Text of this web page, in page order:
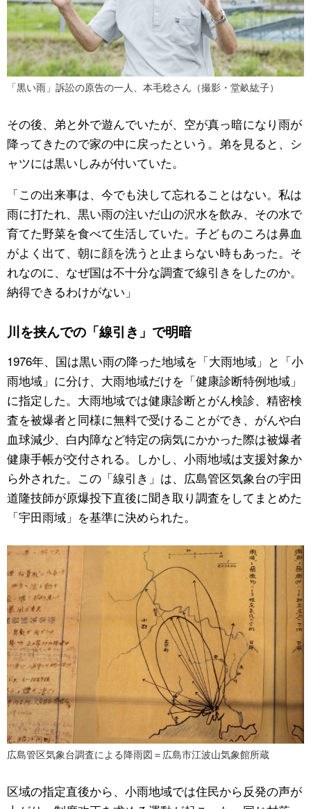
「黒い雨」訴訟の原告の一人、本毛稔さん（撮影・堂畝紘子）
その後、弟と外で遊んでいたが、空が真っ暗になり雨が
降ってきたので家の中に戻ったという。弟を見ると、シ
ャツには黒いしみが付いていた。
「この出来事は、今でも決して忘れることはない。私は
雨に打たれ、黒い雨の注いだ山の沢水を飲み、その水で
育てた野菜を食べて生活していた。子どものころは鼻血
がよく出て、朝に顔を洗うと止まらない時もあった。そ
れなのに、なぜ国は不十分な調査で線引きをしたのか。
納得できるわけがない」
川を挟んでの「線引き」で明暗
1976年、国は黒い雨の降った地域を「大雨地域」と「小
雨地域」に分け、大雨地域だけを「健康診断特例地域」
に指定した。大雨地域では健康診断とがん検診、精密検
査を被爆者と同様に無料で受けることができ、がんや白
血球減少、白内障など特定の病気にかかった際は被爆者
健康手帳が交付される。しかし、小雨地域は支援対象か
ら外された。この「線引き」は、広島管区気象台の宇田
道隆技師が原爆投下直後に聞き取り調査をしてまとめた
「宇田雨域」を基準に決められた。
広島管区気象台調査による降雨図＝広島市江波山気象館所蔵
区域の指定直後から、小雨地域では住民から反発の声が